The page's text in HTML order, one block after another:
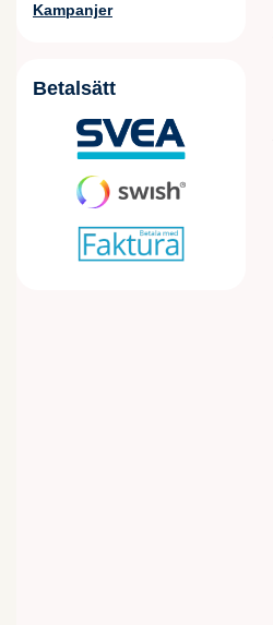
Kampanjer
Betalsätt